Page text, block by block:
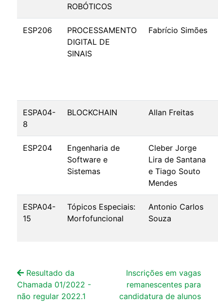
ROBÓTICOS
ESP206
PROCESSAMENTO
DIGITAL DE
SINAIS
Fabrício Simões
ESPA04-
8
BLOCKCHAIN Allan Freitas
ESP204
Engenharia de
Software e
Sistemas
Cleber Jorge
Lira de Santana
e Tiago Souto
Mendes
ESPA04-
15
Tópicos Especiais:
Morfofuncional
Antonio Carlos
Souza
Resultado da
Chamada 01/2022 -
não regular 2022.1
Inscrições em vagas
remanescentes para
candidatura de alunos